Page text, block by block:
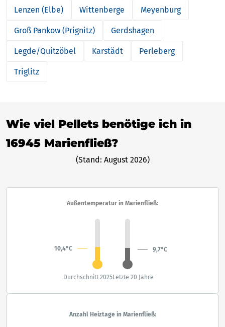
Lenzen (Elbe) Wittenberge Meyenburg
Groß Pankow (Prignitz) Gerdshagen
Legde/Quitzöbel Karstädt Perleberg
Triglitz
Wie viel Pellets benötige ich in
16945 Marienfließ?
(Stand: August 2026)
Außentemperatur in Marienfließ:
10,4°C 9,7°C
Durchschnitt 2025Letzte 20 Jahre
Anzahl Heiztage in Marienfließ: